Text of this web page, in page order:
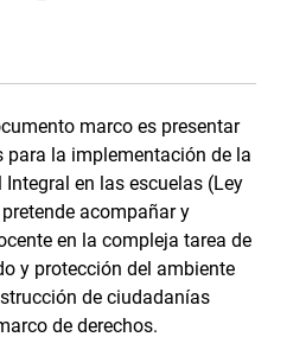
marco es presentar
para la implementación de la
en las escuelas (Ley
acompañar y
en la compleja tarea de
y protección del ambiente
de ciudadanías
de derechos.